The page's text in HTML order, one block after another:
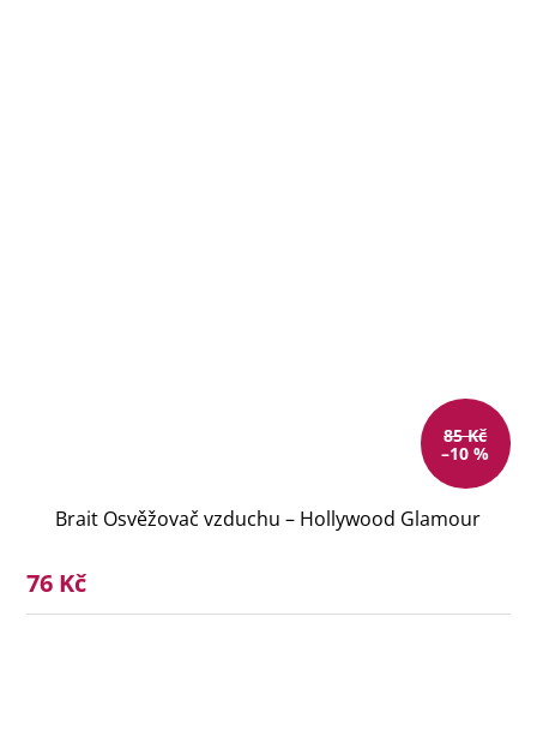
85 Kč
–10 %
Brait Osvěžovač vzduchu – Hollywood Glamour
76 Kč